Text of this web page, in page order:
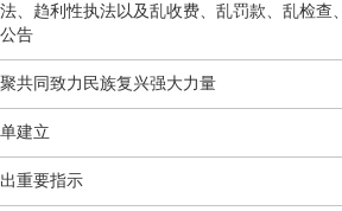
、趋利性执法以及乱收费、乱罚款、乱检查、
告
共同致力民族复兴强大力量
建立
重要指示